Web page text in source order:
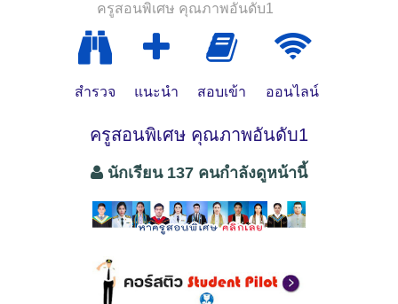
ครูสอนพิเศษ คุณภาพอันดับ1
สำรวจ แนะนำ สอบเข้า ออนไลน์
ครูสอนพิเศษ คุณภาพอันดับ1
นักเรียน 137 คนกำลังดูหน้านี้